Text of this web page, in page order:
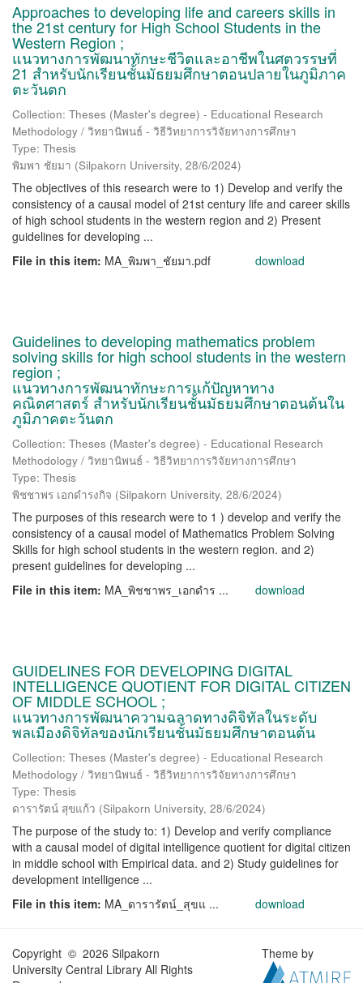
Approaches to developing life and careers skills in
the 21st century for High School Students in the
Western Region ;
แนวทางการพัฒนาทักษะชีวิตและอาชีพในศตวรรษที่
21 สำหรับนักเรียนชั้นมัธยมศึกษาตอนปลายในภูมิภาค
ตะวันตก
Collection: Theses (Master's degree) - Educational Research
Methodology / วิทยานิพนธ์ - วิธีวิทยาการวิจัยทางการศึกษา
Type: Thesis
พิมพา ชัยมา (Silpakorn University, 28/6/2024)
The objectives of this research were to 1) Develop and verify the
consistency of a causal model of 21st century life and career skills
of high school students in the western region and 2) Present
guidelines for developing ...
File in this item: MA_พิมพา_ชัยมา.pdf download
Guidelines to developing mathematics problem
solving skills for high school students in the western
region ;
แนวทางการพัฒนาทักษะการแก้ปัญหาทาง
คณิตศาสตร์ สำหรับนักเรียนชั้นมัธยมศึกษาตอนต้นใน
ภูมิภาคตะวันตก
Collection: Theses (Master's degree) - Educational Research
Methodology / วิทยานิพนธ์ - วิธีวิทยาการวิจัยทางการศึกษา
Type: Thesis
พิชชาพร เอกดำรงกิจ (Silpakorn University, 28/6/2024)
The purposes of this research were to 1 ) develop and verify the
consistency of a causal model of Mathematics Problem Solving
Skills for high school students in the western region. and 2)
present guidelines for developing ...
File in this item: MA_พิชชาพร_เอกดำร ... download
GUIDELINES FOR DEVELOPING DIGITAL
INTELLIGENCE QUOTIENT FOR DIGITAL CITIZEN
OF MIDDLE SCHOOL ;
แนวทางการพัฒนาความฉลาดทางดิจิทัลในระดับ
พลเมืองดิจิทัลของนักเรียนชั้นมัธยมศึกษาตอนต้น
Collection: Theses (Master's degree) - Educational Research
Methodology / วิทยานิพนธ์ - วิธีวิทยาการวิจัยทางการศึกษา
Type: Thesis
ดารารัตน์ สุขแก้ว (Silpakorn University, 28/6/2024)
The purpose of the study to: 1) Develop and verify compliance
with a causal model of digital intelligence quotient for digital citizen
in middle school with Empirical data. and 2) Study guidelines for
development intelligence ...
File in this item: MA_ดารารัตน์_สุขแ ... download
Copyright © 2026 Silpakorn
University Central Library All Rights
Theme by